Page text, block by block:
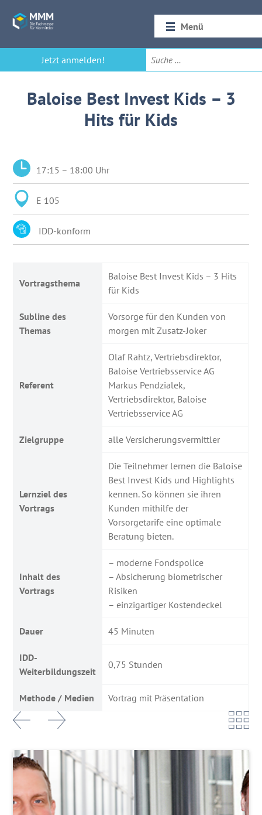
Menü
Startseite
Rückblick 2026
Jetzt anmelden!
Baloise Best Invest Kids – 3
Hits für Kids
17:15 – 18:00 Uhr
E 105
IDD-konform
Vortragsthema
Baloise Best Invest Kids – 3 Hits
für Kids
Subline des
Themas
Vorsorge für den Kunden von
morgen mit Zusatz-Joker
Referent
Olaf Rahtz, Vertriebsdirektor,
Baloise Vertriebsservice AG
Markus Pendzialek,
Vertriebsdirektor, Baloise
Vertriebsservice AG
Zielgruppe alle Versicherungsvermittler
Lernziel des
Vortrags
Die Teilnehmer lernen die Baloise
Best Invest Kids und Highlights
kennen. So können sie ihren
Kunden mithilfe der
Vorsorgetarife eine optimale
Beratung bieten.
Inhalt des
Vortrags
– moderne Fondspolice
– Absicherung biometrischer
Risiken
– einzigartiger Kostendeckel
Dauer 45 Minuten
IDD-
Weiterbildungszeit
0,75 Stunden
Methode / Medien Vortrag mit Präsentation